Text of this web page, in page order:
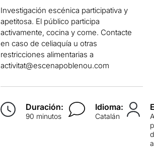
Investigación escénica participativa y
apetitosa. El público participa
activamente, cocina y come. Contacte
en caso de celiaquía u otras
restricciones alimentarias a
activitat@escenapoblenou.com
Duración:
90 minutos
Idioma:
Catalán